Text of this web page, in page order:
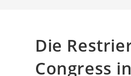
Die
Congress